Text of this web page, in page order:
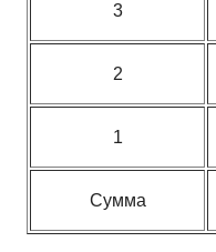
3
2
1
Сумма